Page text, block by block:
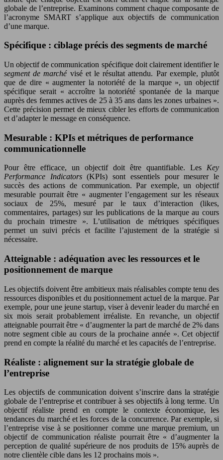
globale de l’entreprise. Examinons comment chaque composante de
l’acronyme SMART s’applique aux objectifs de communication
d’une marque.
Spécifique : ciblage précis des segments de marché
Un objectif de communication spécifique doit clairement identifier le
segment de marché visé et le résultat attendu. Par exemple, plutôt
que de dire « augmenter la notoriété de la marque », un objectif
spécifique serait « accroître la notoriété spontanée de la marque
auprès des femmes actives de 25 à 35 ans dans les zones urbaines ».
Cette précision permet de mieux cibler les efforts de communication
et d’adapter le message en conséquence.
Mesurable : KPIs et métriques de performance
communicationnelle
Pour être efficace, un objectif doit être quantifiable. Les Key
Performance Indicators(KPIs) sont essentiels pour mesurer le
succès des actions de communication. Par exemple, un objectif
mesurable pourrait être « augmenter l’engagement sur les réseaux
sociaux de 25%, mesuré par le taux d’interaction (likes,
commentaires, partages) sur les publications de la marque au cours
du prochain trimestre ». L’utilisation de métriques spécifiques
permet un suivi précis et facilite l’ajustement de la stratégie si
nécessaire.
Atteignable : adéquation avec les ressources et le
positionnement de marque
Les objectifs doivent être ambitieux mais réalisables compte tenu des
ressources disponibles et du positionnement actuel de la marque. Par
exemple, pour une jeune startup, viser à devenir leader du marché en
six mois serait probablement irréaliste. En revanche, un objectif
atteignable pourrait être « d’augmenter la part de marché de 2% dans
notre segment cible au cours de la prochaine année ». Cet objectif
prend en compte la réalité du marché et les capacités de l’entreprise.
Réaliste : alignement sur la stratégie globale de
l’entreprise
Les objectifs de communication doivent s’inscrire dans la stratégie
globale de l’entreprise et contribuer à ses objectifs à long terme. Un
objectif réaliste prend en compte le contexte économique, les
tendances du marché et les forces de la concurrence. Par exemple, si
l’entreprise vise à se positionner comme une marque premium, un
objectif de communication réaliste pourrait être « d’augmenter la
perception de qualité supérieure de nos produits de 15% auprès de
notre clientèle cible dans les 12 prochains mois ».